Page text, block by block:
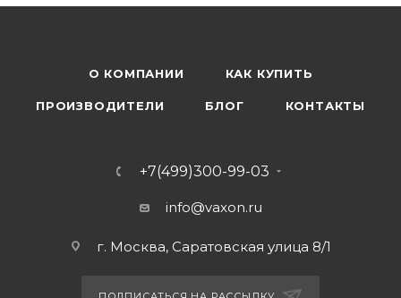
О КОМПАНИИ КАК КУПИТЬ
ПРОИЗВОДИТЕЛИ БЛОГ КОНТАКТЫ
+7(499)300-99-03
info@vaxon.ru
г. Москва, Саратовская улица 8/1